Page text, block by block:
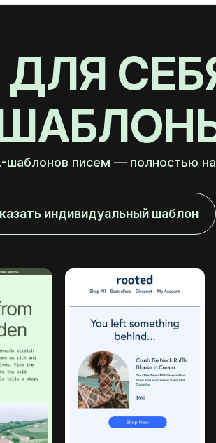
шаблонов писем — полностью
индивидуальный шаблон